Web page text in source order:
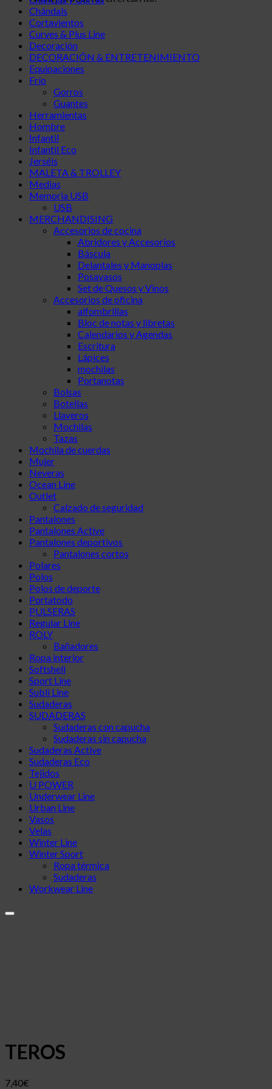
Chándals
Cortavientos
Curves & Plus Line
Decoración
DECORACIÓN & ENTRETENIMIENTO
Equipaciones
Frío
Gorros
Guantes
Herramientas
Hombre
Infantil
Infantil Eco
Jerséis
MALETA & TROLLEY
Medias
Memoria USB
USB
MERCHANDISING
Accesorios de cocina
Abridores y Accesorios
Báscula
Delantales y Manoplas
Posavasos
Set de Quesos y Vinos
Accesorios de oficina
alfombrillas
Bloc de notas y libretas
Calendarios y Agendas
Escritura
Lápices
mochilas
Portanotas
Bolsas
Botellas
Llaveros
Mochilas
Tazas
Mochila de cuerdas
Mujer
Neveras
Ocean Line
Outlet
Calzado de seguridad
Pantalones
Pantalones Active
Pantalones deportivos
Pantalones cortos
Polares
Polos
Polos de deporte
Portatodo
PULSERAS
Regular Line
ROLY
Bañadores
Ropa interior
Softshell
Sport Line
Subli Line
Sudaderas
SUDADERAS
Sudaderas con capucha
Sudaderas sin capucha
Sudaderas Active
Sudaderas Eco
Tejidos
U POWER
Underwear Line
Urban Line
Vasos
Velas
Winter Line
Winter Sport
Ropa térmica
Sudaderas
Workwear Line
TEROS
7,40€